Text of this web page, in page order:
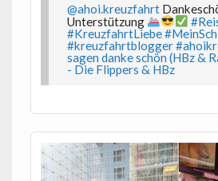
@ahoi.kreuzfahrt
Unterstützung
#KreuzfahrtLiebe
#kreuzfahrtblogger
sagen danke schön (HBz &
- Die Flippers & HBz